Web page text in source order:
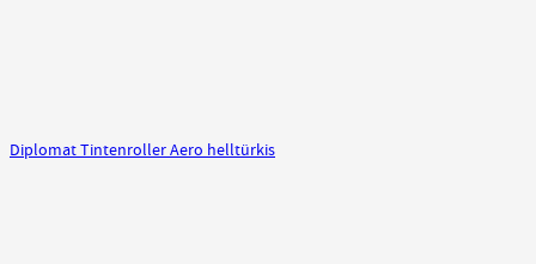
Diplomat Tintenroller Aero helltürkis